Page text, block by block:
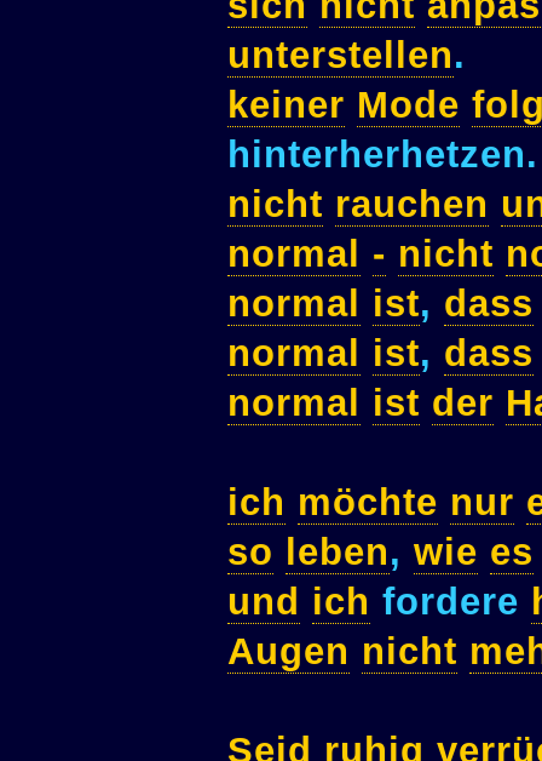
unterstellen.
keiner Mode
hinterherhetzen.
nicht rauchen
normal - nicht
normal ist, dass
normal ist, dass
normal ist der
ich möchte nur
so leben, wie es
und ich fordere
Augen nicht
Seid ruhig